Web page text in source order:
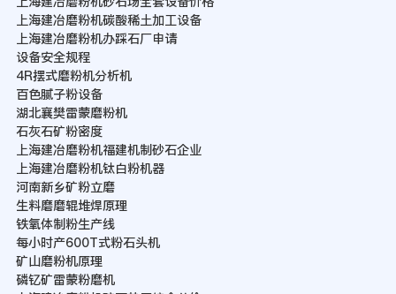
上海建冶磨粉机碳酸稀土加工设备
上海建冶磨粉机办踩石厂申请
设备安全规程
4R摆式磨粉机分析机
百色腻子粉设备
湖北襄樊雷蒙磨粉机
石灰石矿粉密度
上海建冶磨粉机福建机制砂石企业
上海建冶磨粉机钛白粉机器
河南新乡矿粉立磨
生料磨磨辊堆焊原理
铁氧体制粉生产线
每小时产600T式粉石头机
矿山磨粉机原理
磷钇矿雷蒙粉磨机